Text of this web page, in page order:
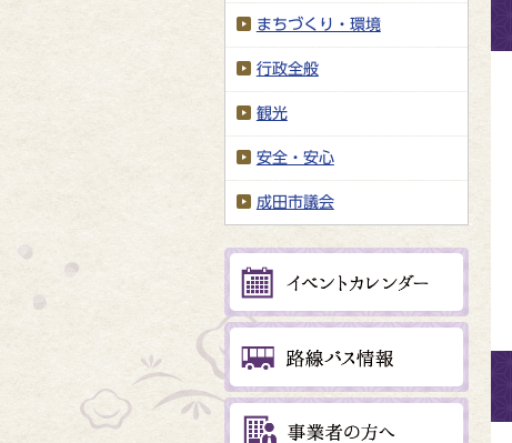
まちづくり・環境
行政全般
観光
安全・安心
成田市議会